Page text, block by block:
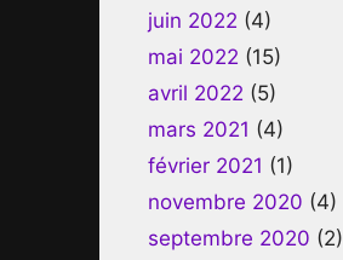
juin 2022 (4)
mai 2022 (15)
avril 2022 (5)
mars 2021 (4)
février 2021 (1)
novembre 2020 (4)
septembre 2020 (2)